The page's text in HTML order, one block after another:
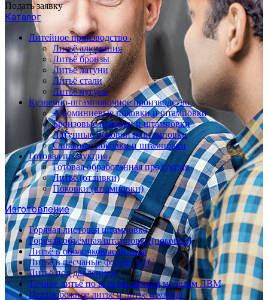
Подать заявку
Каталог
Литейное производство
Литьё алюминия
Литьё бронзы
Литьё латуни
Литьё стали
Литьё чугуна
Кузнечно-штамповочное производство
Алюминиевые поковки и штамповки
Бронзовые поковки и штамповки
Латунные поковки и штамповки
Стальные поковки и штамповки
Готовая продукция
Готовая обработанная продукция
Литьё (отливки)
Поковки (штамповки)
Изготовление
Горячая листовая штамповка
Горячая объёмная штамповка (поковки)
Литьё в оболочковые формы
Литьё в песчаные формы ХТС
Литьё под давлением
Точное литьё по выплавляемым моделям ЛВМ
Центробежное литьё и литьё в кокиль